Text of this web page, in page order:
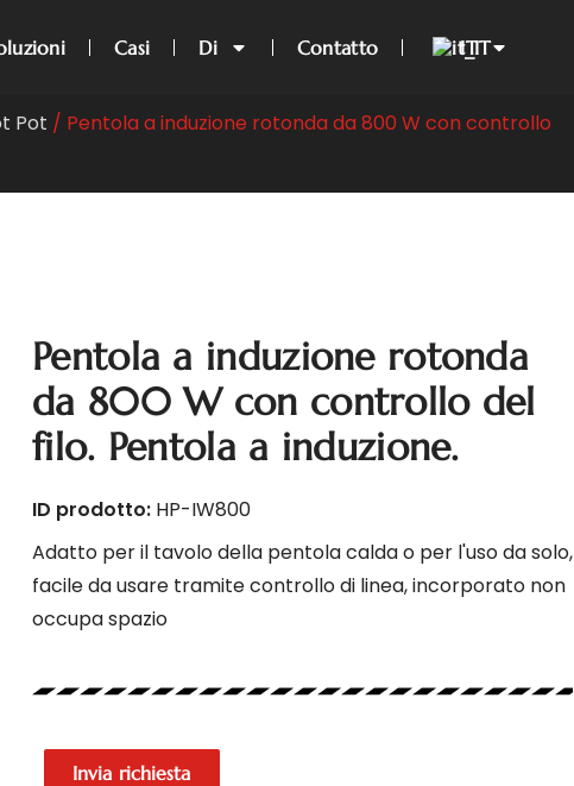
Casi Di Contatto IT
Pot / Pentola a induzione rotonda da 800 W con controllo
Pentola a induzione rotonda
da 800 W con controllo del
filo. Pentola a induzione.
ID prodotto: HP-IW800
Adatto per il tavolo della pentola calda o per l'uso da solo,
facile da usare tramite controllo di linea, incorporato non
occupa spazio
Invia richiesta